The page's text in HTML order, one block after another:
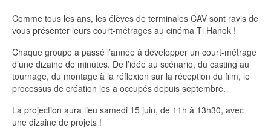
Comme tous les ans, les élèves de terminales CAV sont ravis de
vous présenter leurs court-métrages au cinéma Ti Hanok !
Chaque groupe a passé l’année à développer un court-métrage
d’une dizaine de minutes. De l’idée au scénario, du casting au
tournage, du montage à la réflexion sur la réception du film, le
processus de création les a occupés depuis septembre.
La projection aura lieu samedi 15 juin, de 11h à 13h30, avec
une dizaine de projets !